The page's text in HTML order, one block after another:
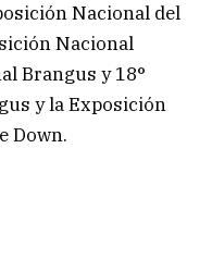
Nacional del
Nacional
Brangus y 18°
y la Exposición
Down.